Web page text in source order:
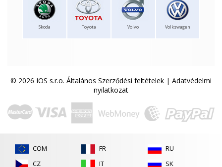
Skoda Toyota Volvo Volkswagen
© 2026 IOS s.r.o. Általános Szerződési feltételek | Adatvédelmi
nyilatkozat
COM
CZ
FR
IT
RU
SK